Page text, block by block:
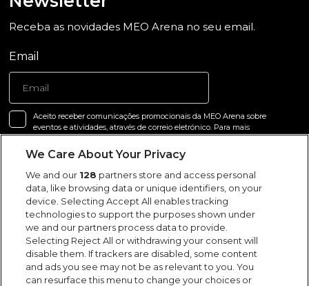
Receba as novidades MEO Arena no seu email.
Email
Aceito receber comunicações promocionais da MEO Arena sobre
eventos e atividades, através de correio eletrónico. Para mais
informações, incluindo como exercer o seu direito de oposição,
consulte a
Política de Privacidade
da MEO Arena ou contate
dados@aarena.pt.
Li aPolítica de Privacidade.
SUBSCREVER
Siga-nos
We Care About Your Privacy
We and our 128 partners store and access personal
data, like browsing data or unique identifiers, on your
device. Selecting Accept All enables tracking
technologies to support the purposes shown under
we and our partners process data to provide.
Selecting Reject All or withdrawing your consent will
disable them. If trackers are disabled, some content
and ads you see may not be as relevant to you. You
can resurface this menu to change your choices or